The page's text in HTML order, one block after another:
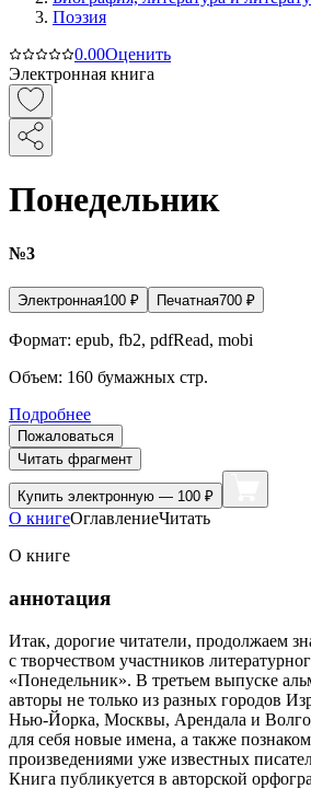
Поэзия
0.00Оценить
Электронная книга
Понедельник
№3
Электронная100 ₽ Печатная700 ₽
Формат: epub, fb2, pdfRead, mobi
Объем: 160 бумажных стр.
Подробнее
Пожаловаться
Читать фрагмент
Купить электронную — 100 ₽
О книгеОглавлениеЧитать
О книге
аннотация
Итак, дорогие читатели, продолжаем
с творчеством участников
«Понедельник». В третьем выпуске
авторы не только из разных городов
Нью-Йорка, Москвы, Арендала и
для себя новые имена, а также
произведениями уже известных
Книга публикуется в авторской